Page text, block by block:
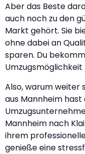
Aber das Beste
auch noch zu den
Markt gehört. Sie
ohne dabei an
sparen. Du
Umzugsmöglichkeit
Also, warum weiter
aus Mannheim
Mannheim nach
ihrem
genieße eine